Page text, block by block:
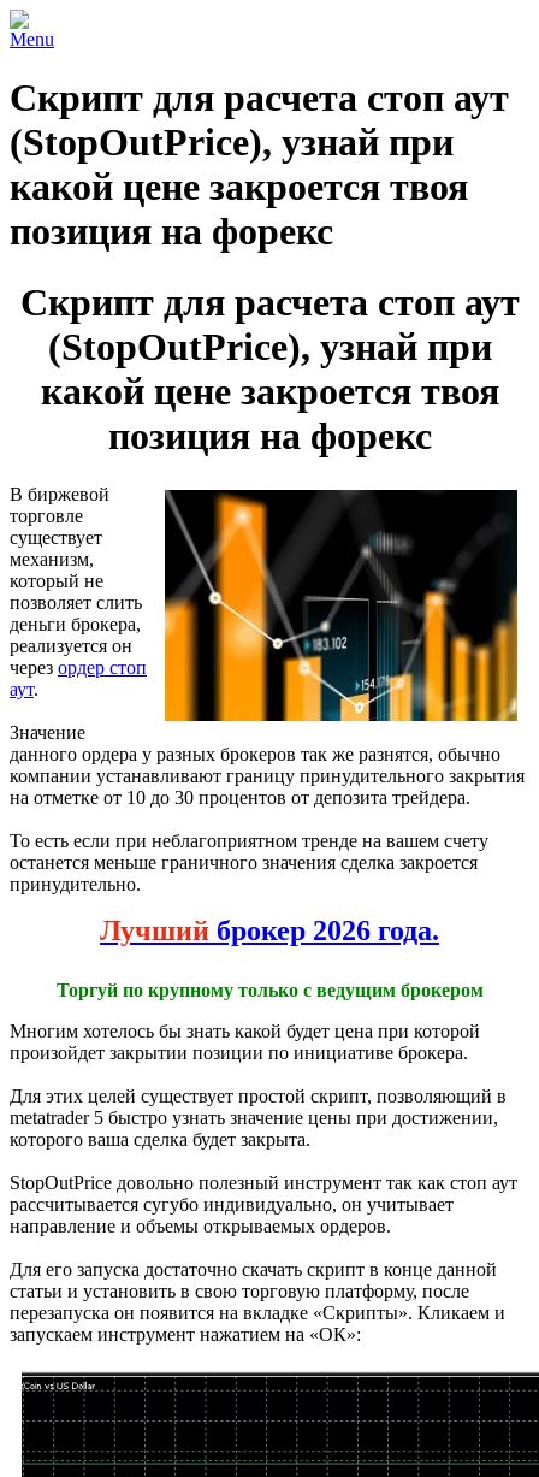
Menu
Скрипт для расчета стоп аут
(StopOutPrice), узнай при
какой цене закроется твоя
позиция на форекс
Скрипт для расчета стоп аут
(StopOutPrice), узнай при
какой цене закроется твоя
позиция на форекс
В биржевой
торговле
существует
механизм,
который не
позволяет слить
деньги брокера,
реализуется он
через ордер стоп
аут.
Значение
данного ордера у разных брокеров так же разнятся, обычно
компании устанавливают границу принудительного закрытия
на отметке от 10 до 30 процентов от депозита трейдера.
То есть если при неблагоприятном тренде на вашем счету
останется меньше граничного значения сделка закроется
принудительно.
Лучший брокер 2026 года.
Торгуй по крупному только с ведущим брокером
Многим хотелось бы знать какой будет цена при которой
произойдет закрытии позиции по инициативе брокера.
Для этих целей существует простой скрипт, позволяющий в
metatrader 5 быстро узнать значение цены при достижении,
которого ваша сделка будет закрыта.
StopOutPrice довольно полезный инструмент так как стоп аут
рассчитывается сугубо индивидуально, он учитывает
направление и объемы открываемых ордеров.
Для его запуска достаточно скачать скрипт в конце данной
статьи и установить в свою торговую платформу, после
перезапуска он появится на вкладке «Скрипты». Кликаем и
запускаем инструмент нажатием на «ОК»: